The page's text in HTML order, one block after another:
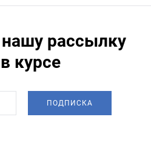
рассылку
курсе
ПОДПИСКА